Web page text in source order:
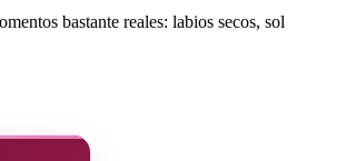
bastante reales: labios secos, sol